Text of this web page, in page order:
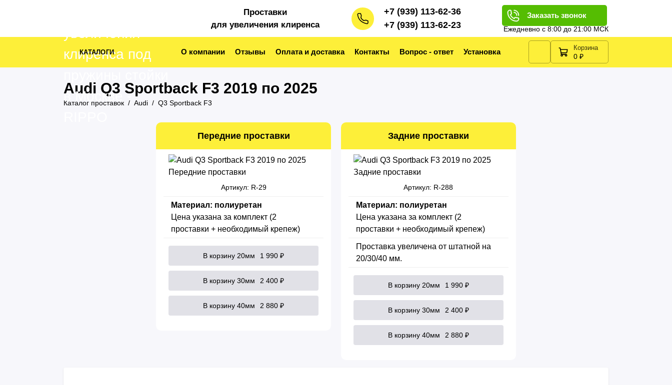
Проставки
для увеличения клиренса
+7 (939) 113-62-36
+7 (939) 113-62-23
Заказать звонок
Ежедневно с 8:00 до 21:00 МСК
КАТАЛОГИ О компании Отзывы Оплата и доставка Контакты Вопрос - ответ Установка Корзина
0 ₽
Audi Q3 Sportback F3 2019 по 2025
Каталог проставок Audi Q3 Sportback F3
Передние проставки
Артикул: R-29
Материал: полиуретан
Цена указана за комплект (2
проставки + необходимый крепеж)
В корзину 20мм 1 990 ₽
В корзину 30мм 2 400 ₽
В корзину 40мм 2 880 ₽
Задние проставки
Артикул: R-288
Материал: полиуретан
Цена указана за комплект (2
проставки + необходимый крепеж)
Проставка увеличена от штатной на
20/30/40 мм.
В корзину 20мм 1 990 ₽
В корзину 30мм 2 400 ₽
В корзину 40мм 2 880 ₽